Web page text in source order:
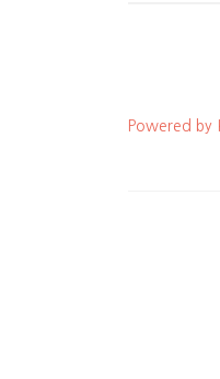
Powered by